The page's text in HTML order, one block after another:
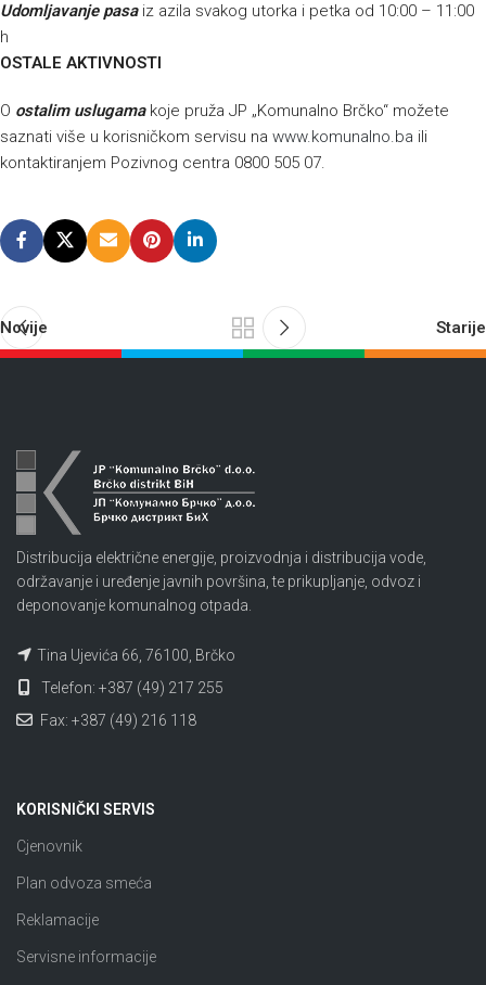
Udomljavanje pasaiz azila svakog utorka i petka od 10:00 – 11:00
h
OSTALE AKTIVNOSTI
O ostalim uslugamakoje pruža JP „Komunalno Brčko“ možete
saznati više u korisničkom servisu na www.komunalno.ba ili
kontaktiranjem Pozivnog centra 0800 505 07.
Novije Starije
Distribucija električne energije, proizvodnja i distribucija vode,
održavanje i uređenje javnih površina, te prikupljanje, odvoz i
deponovanje komunalnog otpada.
Tina Ujevića 66, 76100, Brčko
Telefon: +387 (49) 217 255
Fax: +387 (49) 216 118
KORISNIČKI SERVIS
Cjenovnik
Plan odvoza smeća
Reklamacije
Servisne informacije